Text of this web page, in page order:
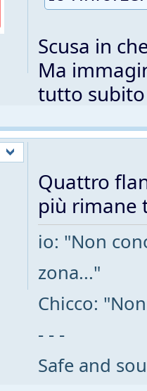
Scusa in
Ma
tutto
Quattro
più rimane
io: "Non
zona..."
Chicco:
- - -
Safe and